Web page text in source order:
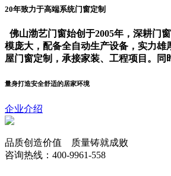
20年致力于高端系统门窗定制
佛山渤艺门窗始创于2005年，深耕门
模庞大，配备全自动生产设备，实力
屋门窗定制，承接家装、工程项目。同
量身打造安全舒适的居家环境
企业介绍
品质创造价值 质量铸就成败
咨询热线：400-9961-558